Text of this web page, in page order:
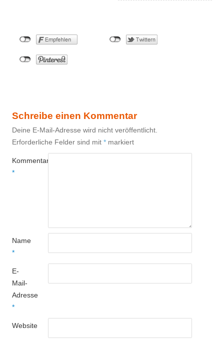
Schreibe einen Kommentar
Deine E-Mail-Adresse wird nicht veröffentlicht.
Erforderliche Felder sind mit * markiert
Kommentar
*
Name
*
E-
Mail-
Adresse
*
Website